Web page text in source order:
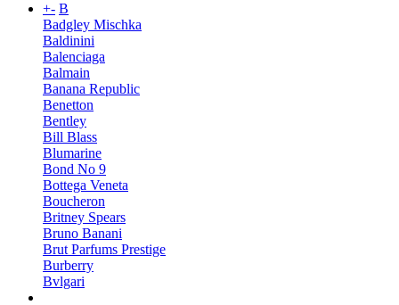
+- B
Badgley Mischka
Baldinini
Balenciaga
Balmain
Banana Republic
Benetton
Bentley
Bill Blass
Blumarine
Bond No 9
Bottega Veneta
Boucheron
Britney Spears
Bruno Banani
Brut Parfums Prestige
Burberry
Bvlgari